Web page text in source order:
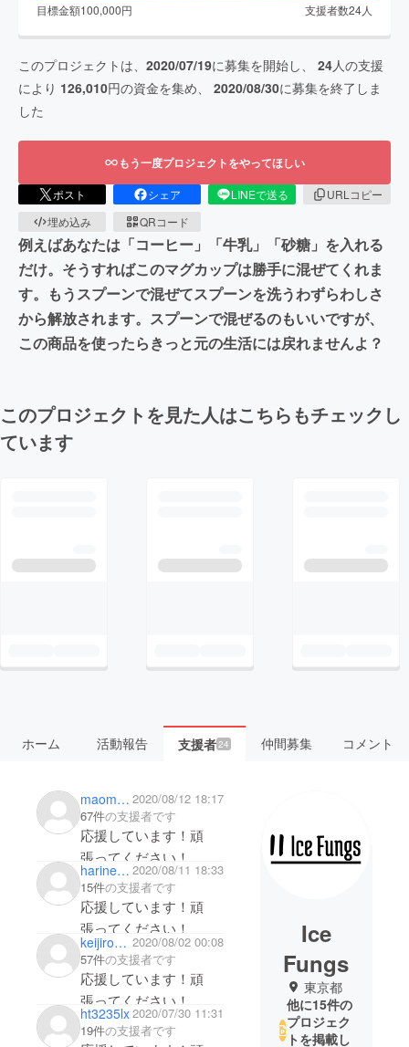
目標金額100,000円 支援者数24人
このプロジェクトは、 2020/07/19に募集を開始し、 24人の支援
により 126,010円の資金を集め、 2020/08/30に募集を終了しま
した
もう一度プロジェクトをやってほしい
ポスト シェア LINEで送る
URLコピー
埋め込み
QRコード
例えばあなたは「コーヒー」「牛乳」「砂糖」を入れる
だけ。そうすればこのマグカップは勝手に混ぜてくれま
す。もうスプーンで混ぜてスプーンを洗うわずらわしさ
から解放されます。スプーンで混ぜるのもいいですが、
この商品を使ったらきっと元の生活には戻れませんよ？
このプロジェクトを見た人はこちらもチェックし
ています
ホーム 活動報告 支援者24 仲間募集 コメント
maomao23 2020/08/12 18:17
67件の支援者です
応援しています！頑
張ってください！
harinezumin00 2020/08/11 18:33
15件の支援者です
応援しています！頑
張ってください！
keijiroukabuki 2020/08/02 00:08
57件の支援者です
応援しています！頑
張ってください！
ht3235lx2020/07/30 11:31
19件の支援者です
Ice
Fungs
東京都
他に15件の
プロジェク
トを掲載し